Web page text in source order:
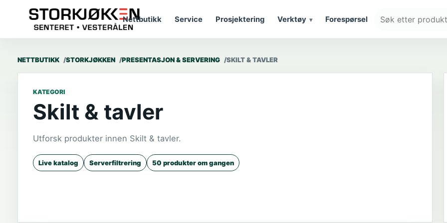
Nettbutikk Service Prosjektering Verktøy Forespørsel
Om
oss
NETTBUTIKK STORKJØKKEN PRESENTASJON & SERVERING SKILT & TAVLER
KATEGORI
Skilt & tavler
Utforsk produkter innen Skilt & tavler.
Live katalog Serverfiltrering 50 produkter om gangen